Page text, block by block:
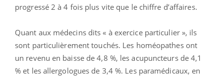
progressé 2 à 4 fois plus vite que le chiffre d’affaires.
Quant aux médecins dits « à exercice particulier », ils
sont particulièrement touchés. Les homéopathes ont
un revenu en baisse de 4,8 %, les acupuncteurs de 4,1
% et les allergologues de 3,4 %. Les paramédicaux, en